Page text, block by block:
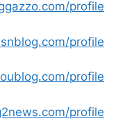
profile
profile
profile
profile